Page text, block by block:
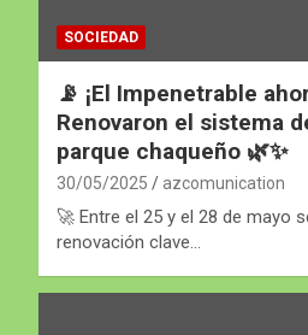
SOCIEDAD
📡 ¡El Impenetrable
Renovaron el sistema
parque chaqueño 🌿✨
30/05/2025 azcomunication
🚀 Entre el 25 y el 28 de mayo
renovación clave…